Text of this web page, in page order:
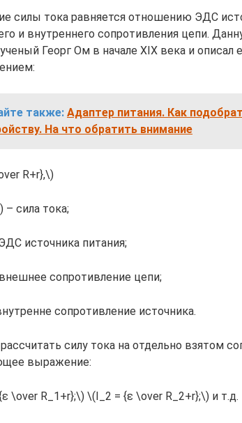
силы тока равняется отношению ЭДС
и внутреннего сопротивления цепи.
Георг Ом в начале XIX века и
также: Адаптер питания. Как
На что обратить внимание
R+r},\)
– сила тока;
источника питания;
сопротивление цепи;
сопротивление источника.
силу тока на отдельно взятом
выражение:
\over R_1+r};\) \(I_2 = {ε \over R_2+r};\) и т.д.